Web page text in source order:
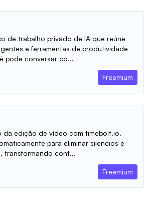
de trabalho privado de IA que reúne
e ferramentas de produtividade
pode conversar co...
Freemium
da edição de vídeo com timebolt.io.
para eliminar silencios e
transformando cont...
Freemium